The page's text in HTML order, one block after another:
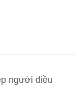
người điều